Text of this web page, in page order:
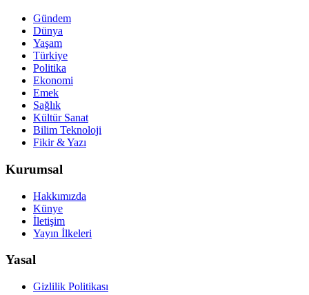
Gündem
Dünya
Yaşam
Türkiye
Politika
Ekonomi
Emek
Sağlık
Kültür Sanat
Bilim Teknoloji
Fikir & Yazı
Kurumsal
Hakkımızda
Künye
İletişim
Yayın İlkeleri
Yasal
Gizlilik Politikası